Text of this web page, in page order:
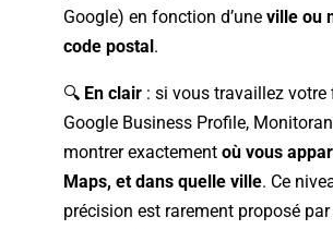
Google) en fonction d’une ville ou
code postal .
🔍 En clair: si vous travaillez votre
Google Business Profile,
montrer exactement où vous
Maps, et dans quelle ville. Ce
précision est rarement proposé